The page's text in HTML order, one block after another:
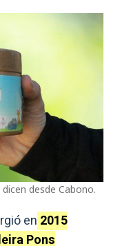
desde Cabono.
en 2015
Pons